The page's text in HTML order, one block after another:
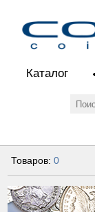
Каталог
Товаров:0